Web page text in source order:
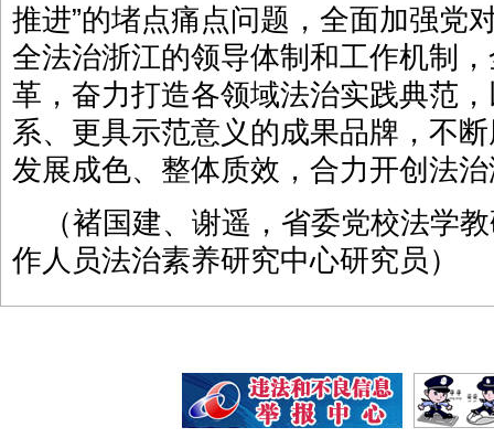
推进”的堵点痛点问题，全面加强党
全法治浙江的领导体制和工作机制
革，奋力打造各领域法治实践典范
系、更具示范意义的成果品牌，不
发展成色、整体质效，合力开创法
（褚国建、谢遥，省委党校法学
作人员法治素养研究中心研究员）